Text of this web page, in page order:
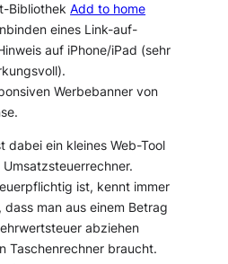
BibliothekAdd to home
eines Link-auf-
auf iPhone/iPad (sehr
Werbebanner von
dabei ein kleines Web-Tool
Umsatzsteuerrechner.
ist, kennt immer
man aus einem Betrag
abziehen
Taschenrechner braucht.